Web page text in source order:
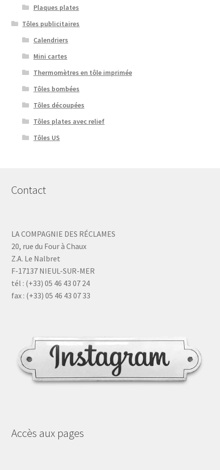
Plaques plates
Tôles publicitaires
Calendriers
Mini cartes
Thermomètres en tôle imprimée
Tôles bombées
Tôles découpées
Tôles plates avec relief
Tôles US
Contact
LA COMPAGNIE DES RÉCLAMES
20, rue du Four à Chaux
Z.A. Le Nalbret
F-17137 NIEUL-SUR-MER
tél : (+33) 05 46 43 07 24
fax : (+33) 05 46 43 07 33
Accès aux pages